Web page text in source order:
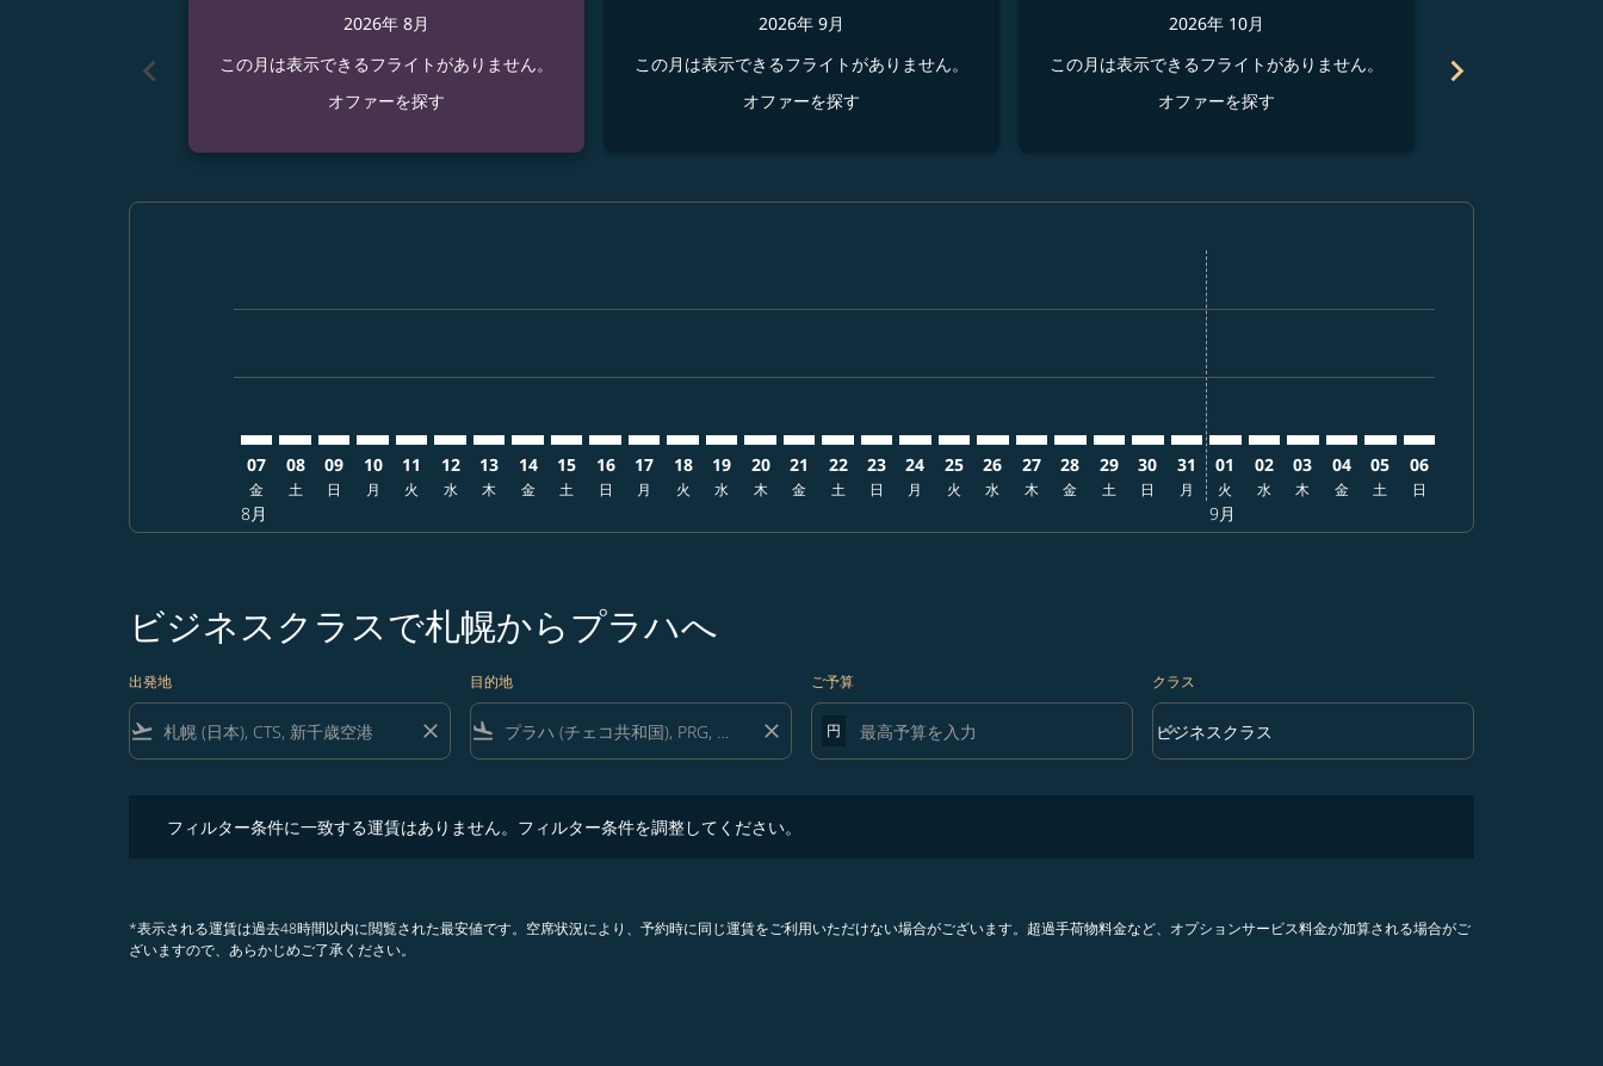
chevron_left
2026年 8月
この月は表示できるフライトがありません。
オファーを探す
2026年 9月
この月は表示できるフライトがありません。
オファーを探す
2026年 10月
この月は表示できるフライトがありません。
オファーを探す
chevron_right
07
金
8月
08
土
09
日
10
月
11
火
12
水
13
木
14
金
15
土
16
日
17
月
18
火
19
水
CTS–PRG: cmp-view-offers-disclaimer. オファーを探す
20
木
CTS–PRG: cmp-view-offers-disclaimer. オファーを探す
21
金
CTS–PRG: cmp-view-offers-disclaimer. オファーを探す
22
土
CTS–PRG: cmp-view-offers-disclaimer. オファーを探す
23
日
CTS–PRG: cmp-view-offers-disclaimer. オファーを探す
24
月
CTS–PRG: cmp-view-offers-disclaimer. オファーを探す
25
火
CTS–PRG: cmp-view-offers-disclaimer. オファーを探す
26
水
CTS–PRG: cmp-view-offers-disclaimer. オファーを探す
27
木
CTS–PRG: cmp-view-offers-disclaimer. オファーを探す
28
金
CTS–PRG: cmp-view-offers-disclaimer. オファーを探す
29
土
CTS–PRG: cmp-view-offers-disclaimer. オファーを探
30
日
CTS–PRG: cmp-view-offers-disclaimer. オファー
31
月
01
火
9月
02
水
03
木
04
金
05
土
06
日
ビジネスクラスで札幌からプラハへ
出発地
flight_takeoff close
目的地
flight_land close
ご予算
円
クラス
クラス option ビジネスクラス Selected
ビジネスクラス
keyboard_arrow_down
フィルター条件に一致する運賃はありません。フィルター条件を調整してください。
*表示される運賃は過去48時間以内に閲覧された最安値です。空席状況により、予約時に同じ運賃をご利用いただけない場合がございます。超過手荷物料金など、オプションサービス料金が加算される場合がご
ざいますので、あらかじめご了承ください。